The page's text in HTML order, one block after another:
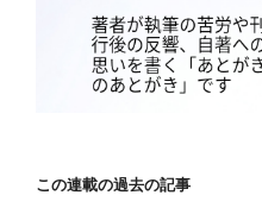
この連載の過去の記事